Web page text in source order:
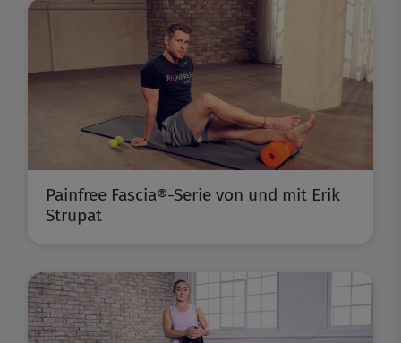
Painfree Fascia®-Serie von und mit Erik
Strupat